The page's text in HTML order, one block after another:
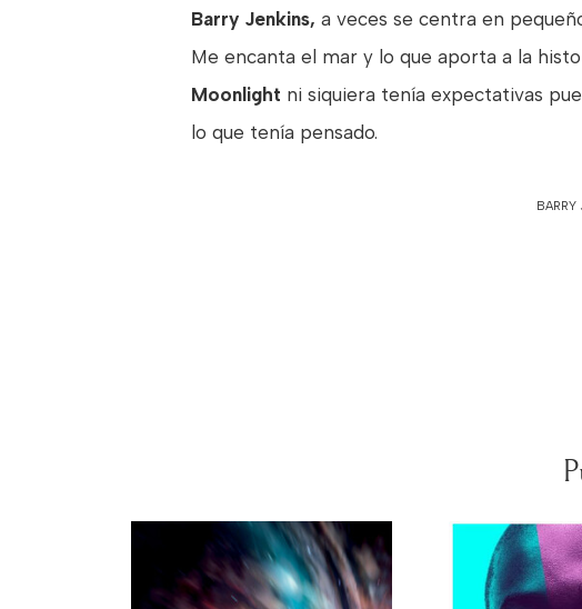
Barry Jenkins, a veces se centra en
Me encanta el mar y lo que aporta a la
Moonlight ni siquiera tenía expectativas
lo que tenía pensado.
BARRY